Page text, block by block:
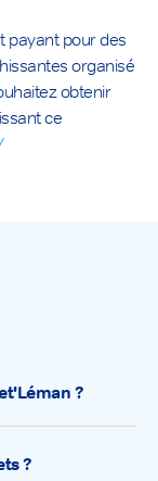
payant pour des
organisé
obtenir
ce
?
?